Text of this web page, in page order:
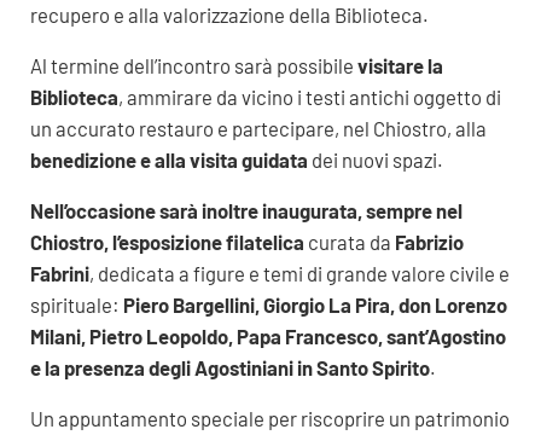
recupero e alla valorizzazione della Biblioteca.
Al termine dell’incontro sarà possibile visitare la
Biblioteca, ammirare da vicino i testi antichi oggetto di
un accurato restauro e partecipare, nel Chiostro, alla
benedizione e alla visita guidata dei nuovi spazi.
Nell’occasione sarà inoltre inaugurata, sempre nel
Chiostro, l’esposizione filatelica curata da Fabrizio
Fabrini, dedicata a figure e temi di grande valore civile e
spirituale: Piero Bargellini, Giorgio La Pira, don Lorenzo
Milani, Pietro Leopoldo, Papa Francesco, sant’Agostino
e la presenza degli Agostiniani in Santo Spirito.
Un appuntamento speciale per riscoprire un patrimonio